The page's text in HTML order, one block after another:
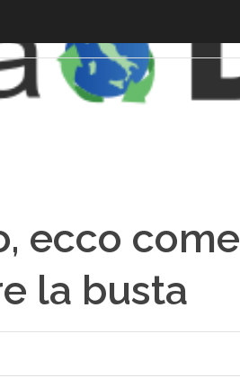
ecco come
la busta